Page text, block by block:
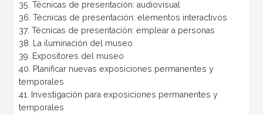
35. Técnicas de presentación: audiovisual
36. Técnicas de presentación: elementos interactivos
37. Técnicas de presentación: emplear a personas
38. La iluminación del museo
39. Expositores del museo
40. Planificar nuevas exposiciones permanentes y
temporales
41. Investigación para exposiciones permanentes y
temporales